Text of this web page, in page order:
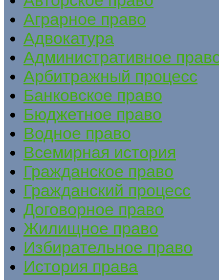
Аграрное право
Адвокатура
Административное
Арбитражный процесс
Банковское право
Бюджетное право
Водное право
Всемирная история
Гражданское право
Гражданский процесс
Договорное право
Жилищное право
Избирательное право
История права